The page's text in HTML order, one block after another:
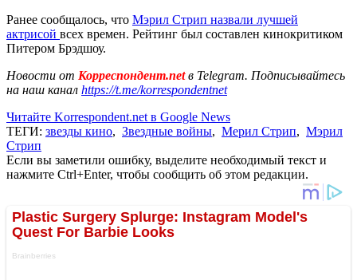
Ранее сообщалось, что Мэрил Стрип назвали лучшей
актрисой всех времен. Рейтинг был составлен кинокритиком
Питером Брэдшоу.
Новости от Корреспондент.netв Telegram. Подписывайтесь
на наш канал https://t.me/korrespondentnet
Читайте Korrespondent.net в Google News
ТЕГИ: звезды кино, Звездные войны, Мерил Стрип, Мэрил
Стрип
Если вы заметили ошибку, выделите необходимый текст и
нажмите Ctrl+Enter, чтобы сообщить об этом редакции.